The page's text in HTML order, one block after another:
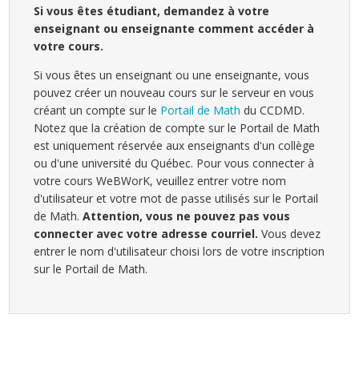
Si vous êtes étudiant, demandez à votre
enseignant ou enseignante comment accéder à
votre cours.
Si vous êtes un enseignant ou une enseignante, vous
pouvez créer un nouveau cours sur le serveur en vous
créant un compte sur le Portail de Math du CCDMD.
Notez que la création de compte sur le Portail de Math
est uniquement réservée aux enseignants d'un collège
ou d'une université du Québec. Pour vous connecter à
votre cours WeBWorK, veuillez entrer votre nom
d'utilisateur et votre mot de passe utilisés sur le Portail
de Math.Attention, vous ne pouvez pas vous
connecter avec votre adresse courriel. Vous devez
entrer le nom d'utilisateur choisi lors de votre inscription
sur le Portail de Math.